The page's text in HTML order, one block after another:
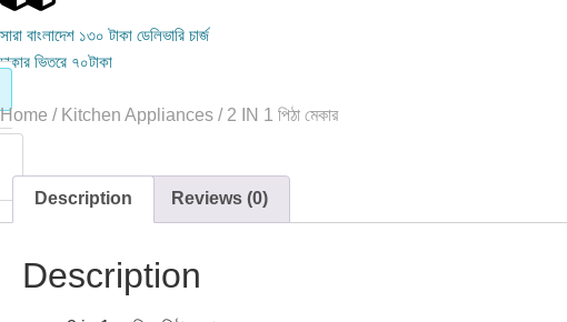
সারা বাংলাদেশ ১৩০ টাকা ডেলিভারি চার্জ
ঢাকার ভিতরে ৭০টাকা
Home / Kitchen Appliances / 2 IN 1 পিঠা মেকার
Description Reviews (0)
Description